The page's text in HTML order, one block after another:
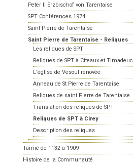
Peter II Erzbischof von Tarentaise
SPT Conférences 1974
Saint Pierre de Tarentaise
Saint Pierre de Tarentaise - Reliques
Les reliques de SPT
Reliques de SPT à Cîteaux et Timadeuc
L'église de Vesoul rénovée
Anneau de St Pierre de Tarentaise
Reliques de saint Pierre de Tarentaise
Translation des reliques de SPT
Reliques de SPT à Cirey
Description des reliques
Tamié de 1132 à 1909
Histoire de la Communauté